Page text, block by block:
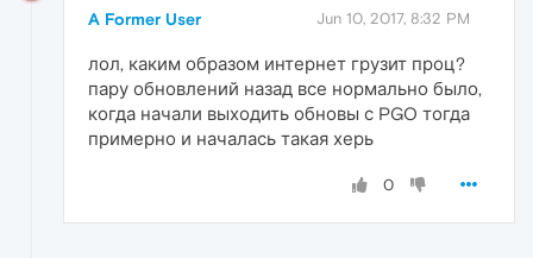
A Former User Jun 10, 2017, 8:32 PM
лол, каким образом интернет грузит проц?
пару обновлений назад все нормально было,
когда начали выходить обновы с PGO тогда
примерно и началась такая херь
0